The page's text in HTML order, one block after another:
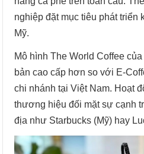
nghiệp đặt mục tiêu phát triển
Mỹ.
Mô hình The World Coffee
bản cao cấp hơn so với E-
chi nhánh tại Việt Nam. Hoạt
thương hiệu đối mặt sự cạnh
địa như Starbucks (Mỹ) hay